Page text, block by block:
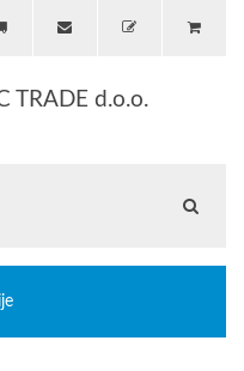
TRADE d.o.o.